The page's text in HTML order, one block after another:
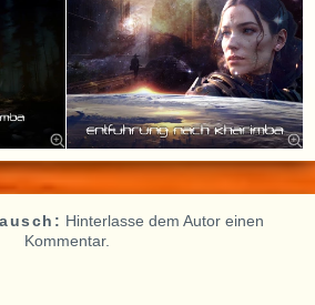
Hinterlasse dem Autor einen
Kommentar.